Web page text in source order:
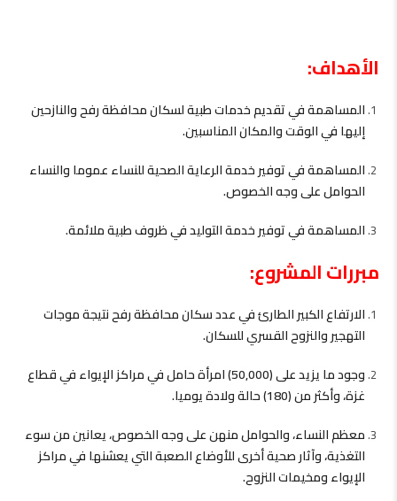
الأهداف:
المساهمة في تقديم خدمات طبية لسكان محافظة رفح والنازحين
إليها في الوقت والمكان المناسبين.
المساهمة في توفير خدمة الرعاية الصحية للنساء عموما والنساء
الحوامل على وجه الخصوص.
المساهمة في توفير خدمة التوليد في ظروف طبية ملائمة.
مبررات المشروع:
الارتفاع الكبير الطارئ في عدد سكان محافظة رفح نتيجة موجات
التهجير والنزوح القسري للسكان.
وجود ما يزيد على (50,000) امرأة حامل في مراكز الإيواء في قطاع
غزة، وأكثر من (180) حالة ولادة يوميا.
معظم النساء، والحوامل منهن على وجه الخصوص، يعانين من سوء
التغذية، وآثار صحية أخرى للأوضاع الصعبة التي يعشنها في مراكز
الإيواء ومخيمات النزوح.